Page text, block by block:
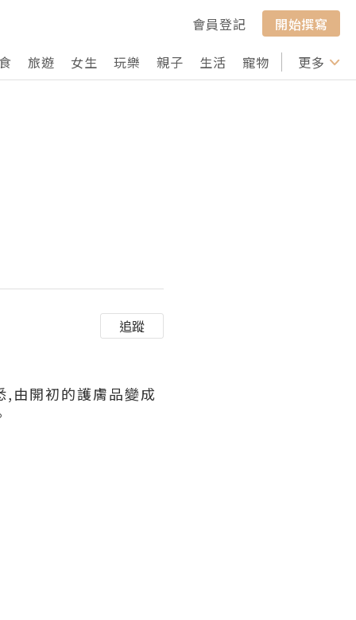
會員登記
開始撰寫
旅遊 女生 玩樂 親子 生活 寵物 行山 打卡
更多
追蹤
由開初的護膚品變成